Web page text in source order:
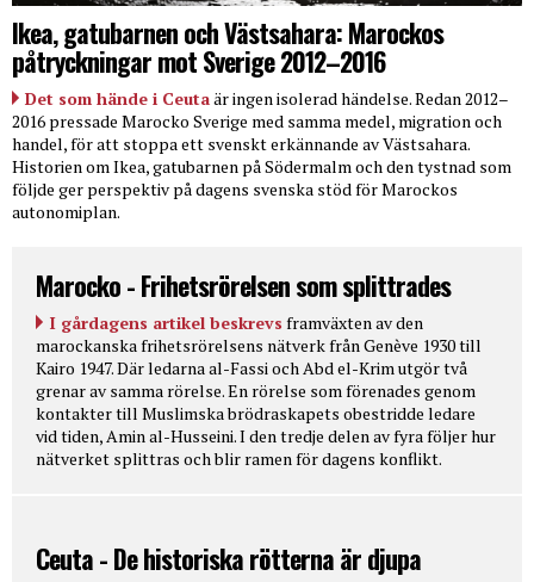
Ikea, gatubarnen och Västsahara: Marockos
påtryckningar mot Sverige 2012–2016
Det som hände i Ceutaär ingen isolerad händelse. Redan 2012–
2016 pressade Marocko Sverige med samma medel, migration och
handel, för att stoppa ett svenskt erkännande av Västsahara.
Historien om Ikea, gatubarnen på Södermalm och den tystnad som
följde ger perspektiv på dagens svenska stöd för Marockos
autonomiplan.
Marocko - Frihetsrörelsen som splittrades
I gårdagens artikel beskrevs framväxten av den
marockanska frihetsrörelsens nätverk från Genève 1930 till
Kairo 1947. Där ledarna al-Fassi och Abd el-Krim utgör två
grenar av samma rörelse. En rörelse som förenades genom
kontakter till Muslimska brödraskapets obestridde ledare
vid tiden, Amin al-Husseini. I den tredje delen av fyra följer hur
nätverket splittras och blir ramen för dagens konflikt.
Ceuta - De historiska rötterna är djupa